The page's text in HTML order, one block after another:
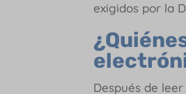
exigidos por la
Después de